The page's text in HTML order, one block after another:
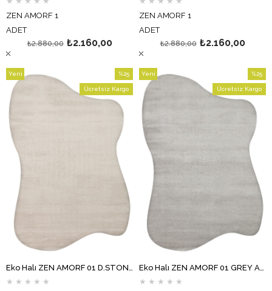
ZEN AMORF 1
ADET
₺2.160,00
₺2.880,00
ZEN AMORF 1
ADET
₺2.160,00
₺2.880,00
Eko Halı ZEN AMORF 01 D.STONE Amorf Kesim Hav Toz Vermez Yumuşak Dokulu Salon Halısı Oturma Odası Halısı Yatak Odası Halısı Koridor Halısı Mutfak Halısı Modern Makine Halısı
★ ★ ★ ★ ★
%25
İndirim
%25İndirim
Ücretsiz Kargo
Yeni
Ürün
Eko Halı ZEN AMORF 01 GREY Amorf Kesim Hav Toz Vermez Yumuşak Dokulu Salon Halısı Oturma Odası Halısı Yatak Odası Halısı Koridor Halısı Mutfak Halısı Modern Makine Halısı
★ ★ ★ ★ ★
%25
İndirim
Ücretsiz Kargo
Yeni
Ürün